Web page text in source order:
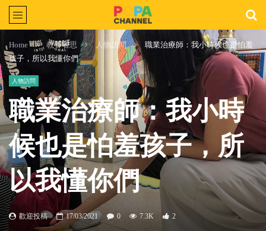
Home 教養省思 人物訪問
職業治療師：我小時候也是怕羞
孩子，所以我懂你們
人物訪問
職業治療師：我小時
候也是怕羞孩子，所
以我懂你們
歡迎投稿 17/03/2021 0 7.3K 2